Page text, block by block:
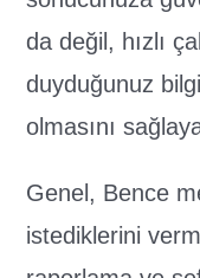
da değil, hızlı
duyduğunuz
olmasını
Genel, Bence
istediklerini